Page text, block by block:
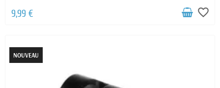
9,99 € favorite_border
NOUVEAU